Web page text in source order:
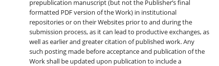
prepublication manuscript (but not the Publisher’s final
formatted PDF version of the Work) in institutional
repositories or on their Websites prior to and during the
submission process, as it can lead to productive exchanges, as
well as earlier and greater citation of published work. Any
such posting made before acceptance and publication of the
Work shall be updated upon publication to include a